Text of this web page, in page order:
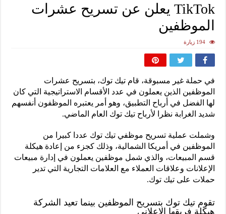
TikTok يعلن عن تسريح عشرات
الموظفين
194 زيارة
في حملة غير مسبوقة، قام تيك توك، بتسريح عشرات
الموظفين الذين يعملون في عدد الأقسام الاستراتيجية التي كان
لها الفضل في أرباح التطبيق، وهو أمر يعتبره الموظفون أنفسهم
شديد الغرابة نظرا لأرباح تيك توك العام الماضي.
وشملت عملية تسريح موظفي تيك توك عددا كبيرا من
الموظفين في أمريكا الشمالية، وذلك كجزء من إعادة هيكلة
قسم المبيعات، والذي شمل موظفين يعملون في إدارة مبيعات
الإعلانات وعلاقات العملاء مع العلامات التجارية التي تدير
حملات على تيك توك.
تقوم تيك توك بتسريح الموظفين بينما تعيد الشركة
هيكلة فريقها الإعلاني